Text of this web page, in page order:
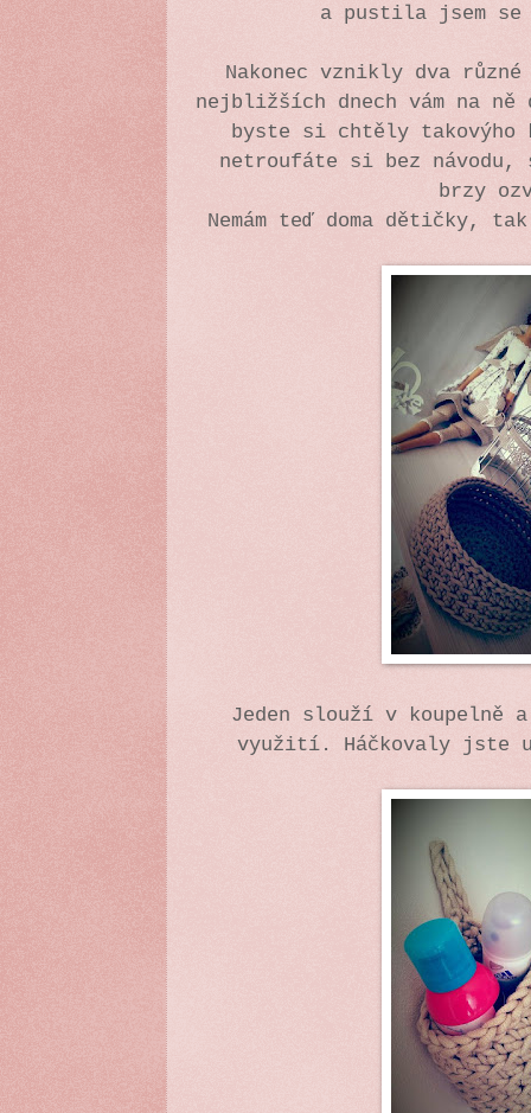
a pustila jsem
Nakonec vznikly dva
nejbližších dnech vám na ně
byste si chtěly takovýho
netroufáte si bez
brzy
Nemám teď doma dětičky,
Jeden slouží v koupelně
využití. Háčkovaly jste